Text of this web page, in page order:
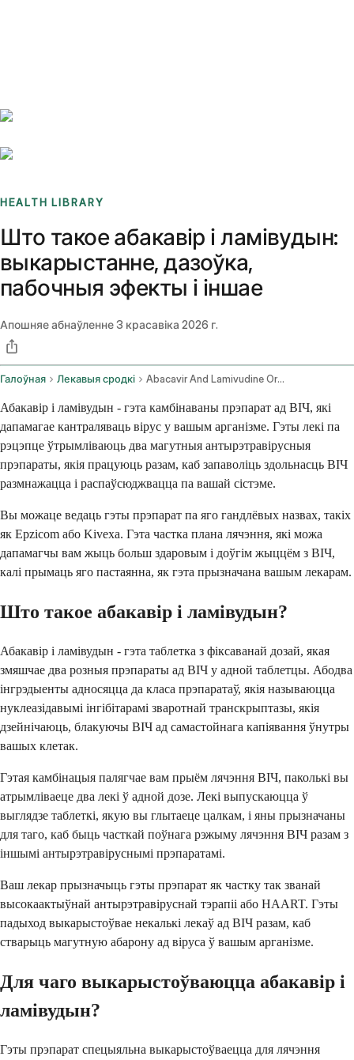
HEALTH LIBRARY
Што такое абакавір і ламівудын:
выкарыстанне, дазоўка,
пабочныя эфекты і іншае
Апошняе абнаўленне3 красавіка 2026 г.
Галоўная Лекавыя сродкі Abacavir And Lamivudine Oral Route
Абакавір і ламівудын - гэта камбінаваны прэпарат ад ВІЧ, які
дапамагае кантраляваць вірус у вашым арганізме. Гэты лекі па
рэцэпце ўтрымліваюць два магутныя антырэтравірусныя
прэпараты, якія працуюць разам, каб запаволіць здольнасць ВІЧ
размнажацца і распаўсюджвацца па вашай сістэме.
Вы можаце ведаць гэты прэпарат па яго гандлёвых назвах, такіх
як Epzicom або Kivexa. Гэта частка плана лячэння, які можа
дапамагчы вам жыць больш здаровым і доўгім жыццём з ВІЧ,
калі прымаць яго пастаянна, як гэта прызначана вашым лекарам.
Што такое абакавір і ламівудын?
Абакавір і ламівудын - гэта таблетка з фіксаванай дозай, якая
змяшчае два розныя прэпараты ад ВІЧ у адной таблетцы. Абодва
інгрэдыенты адносяцца да класа прэпаратаў, якія называюцца
нуклеазідавымі інгібітарамі зваротнай транскрыптазы, якія
дзейнічаюць, блакуючы ВІЧ ад самастойнага капіявання ўнутры
вашых клетак.
Гэтая камбінацыя палягчае вам прыём лячэння ВІЧ, паколькі вы
атрымліваеце два лекі ў адной дозе. Лекі выпускаюцца ў
выглядзе таблеткі, якую вы глытаеце цалкам, і яны прызначаны
для таго, каб быць часткай поўнага рэжыму лячэння ВІЧ разам з
іншымі антырэтравіруснымі прэпаратамі.
Ваш лекар прызначыць гэты прэпарат як частку так званай
высокаактыўнай антырэтравіруснай тэрапіі або HAART. Гэты
падыход выкарыстоўвае некалькі лекаў ад ВІЧ разам, каб
стварыць магутную абарону ад віруса ў вашым арганізме.
Для чаго выкарыстоўваюцца абакавір і
ламівудын?
Гэты прэпарат спецыяльна выкарыстоўваецца для лячэння